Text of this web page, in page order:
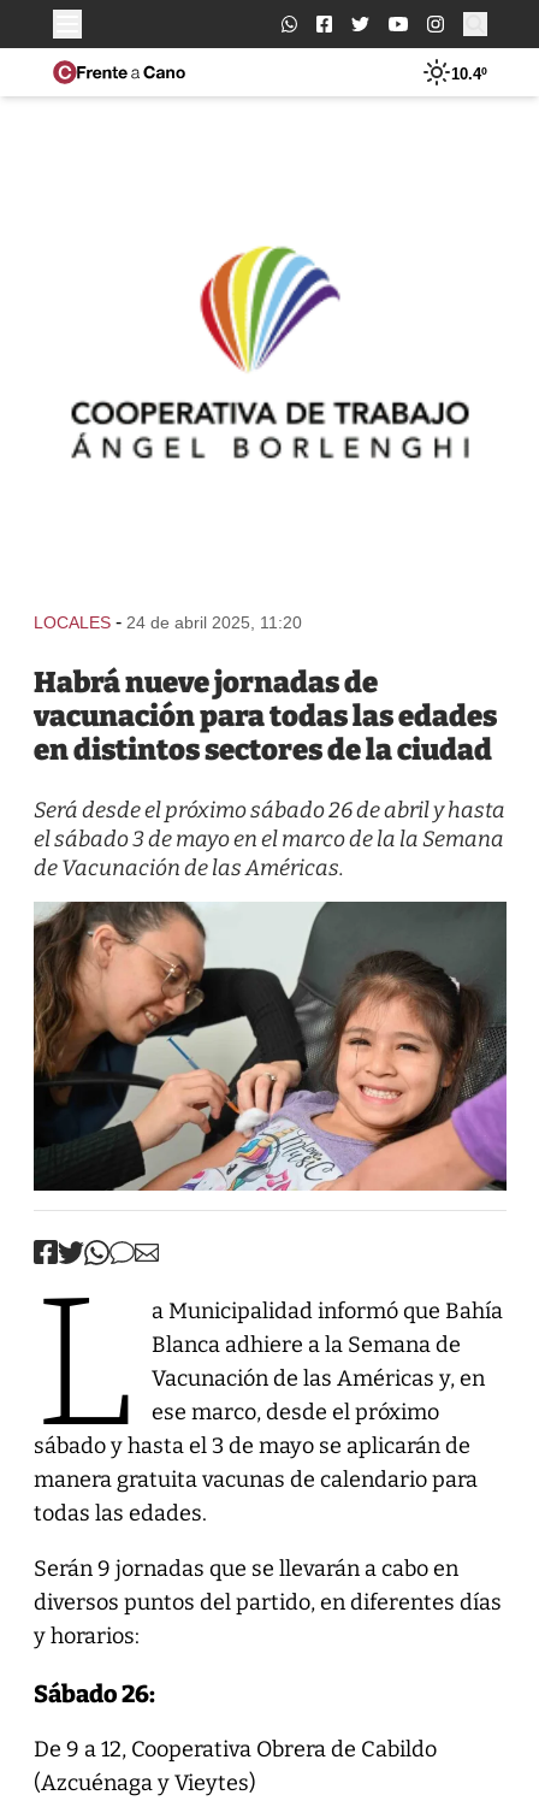
Buscar:
10.4º
LOCALES - 24 de abril 2025, 11:20
Habrá nueve jornadas de
vacunación para todas las edades
en distintos sectores de la ciudad
Será desde el próximo sábado 26 de abril y hasta
el sábado 3 de mayo en el marco de la la Semana
de Vacunación de las Américas.
L
a Municipalidad informó que Bahía
Blanca adhiere a la Semana de
Vacunación de las Américas y, en
ese marco, desde el próximo
sábado y hasta el 3 de mayo se aplicarán de
manera gratuita vacunas de calendario para
todas las edades.
Serán 9 jornadas que se llevarán a cabo en
diversos puntos del partido, en diferentes días
y horarios:
Sábado 26:
De 9 a 12, Cooperativa Obrera de Cabildo
(Azcuénaga y Vieytes)